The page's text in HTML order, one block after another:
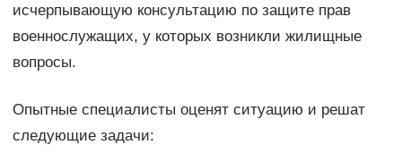
исчерпывающую консультацию по защите прав
военнослужащих, у которых возникли жилищные
вопросы.
Опытные специалисты оценят ситуацию и решат
следующие задачи: